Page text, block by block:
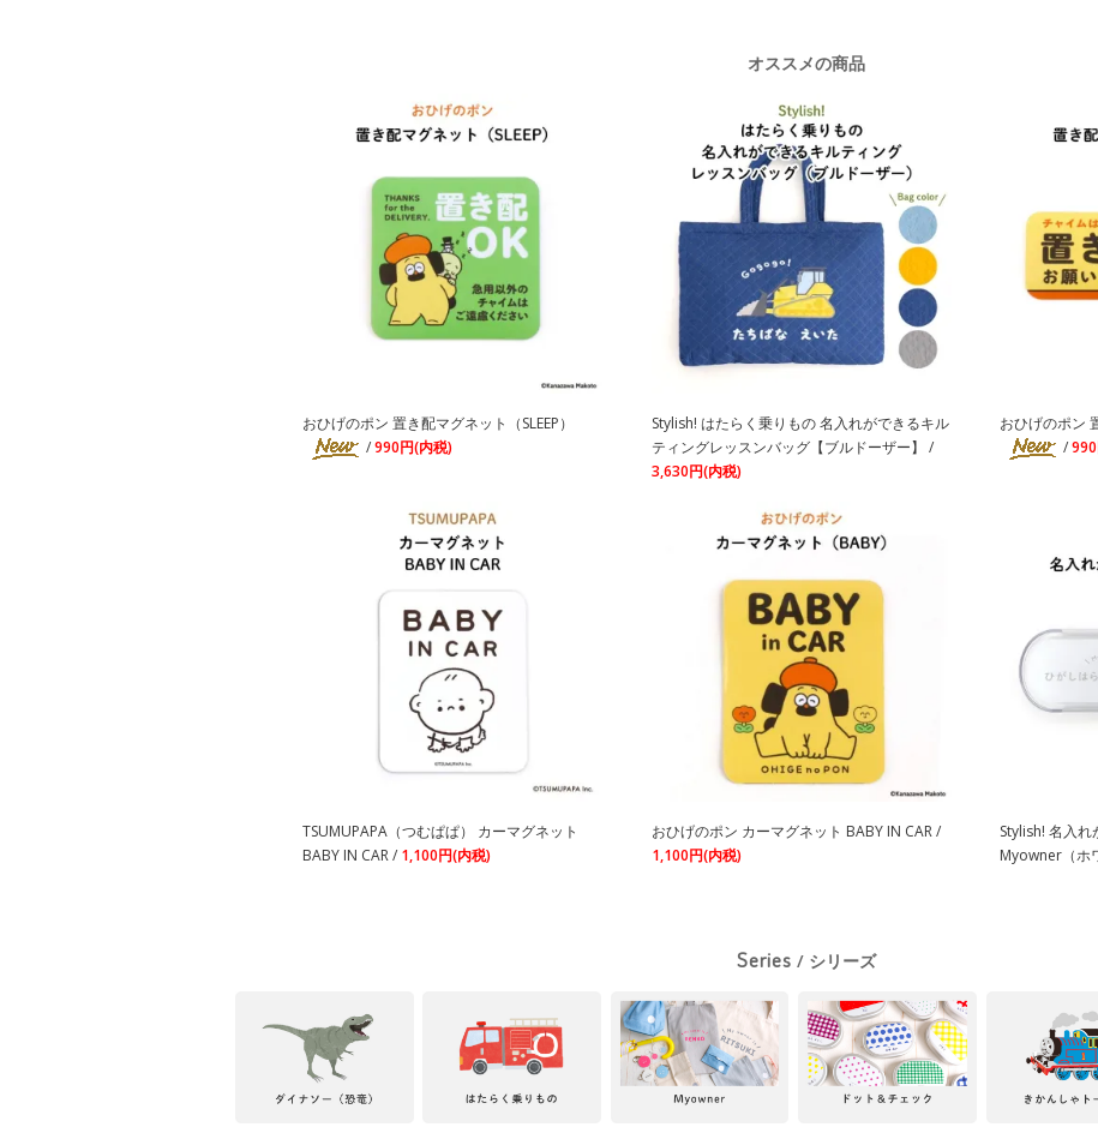
オススメの商品
おひげのポン 置き配マグネット（SLEEP）
/990円(内税)
Stylish! はたらく乗りもの 名入れができるキル
ティングレッスンバッグ【ブルドーザー】 /
3,630円(内税)
おひげのポン
/
TSUMUPAPA（つむぱぱ） カーマグネット
BABY IN CAR / 1,100円(内税)
おひげのポン カーマグネット BABY IN CAR /
1,100円(内税)
Stylish! 名入れ
Myowner（ホ
Series / シリーズ